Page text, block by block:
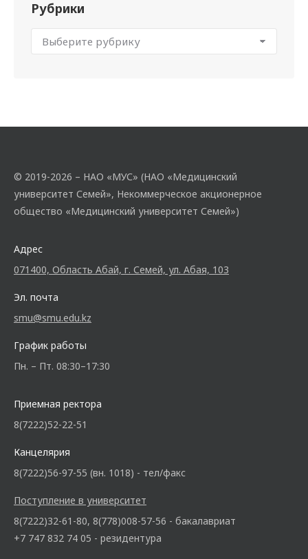
Рубрики
© 2019-2026 – НАО «МУС» (НАО «Медицинский
университет Семей», Некоммерческое акционерное
общество «Медицинский университет Семей»)
Адрес
071400, Область Абай, г. Семей, ул. Абая, 103
Эл. почта
smu@smu.edu.kz
График работы
Пн. – Пт. 08:30–17:30
Приемная ректора
8(7222)52-22-51
Канцелярия
8(7222)56-97-55 (вн. 1018) - тел/факс
Поступление в университет
8(7222)32-61-80, 8(778)008-57-56 - бакалавриат
+7 747 832 74 05 - резидентура